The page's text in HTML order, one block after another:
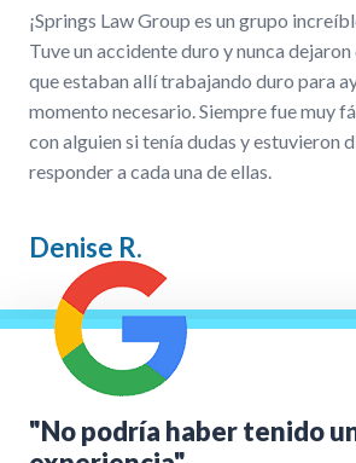
¡Springs Law Group es un grupo
Tuve un accidente duro y nunca
que estaban allí trabajando duro para
momento necesario. Siempre fue muy
con alguien si tenía dudas y estuvieron
responder a cada una de ellas.
Denise R.
"No podría haber tenido